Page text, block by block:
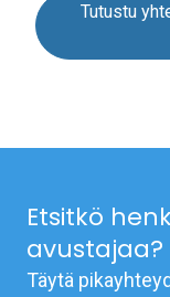
Tutustu
Etsitkö
avustajaa?
Täytä